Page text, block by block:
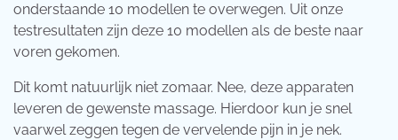
onderstaande 10 modellen te overwegen. Uit onze
testresultaten zijn deze 10 modellen als de beste naar
voren gekomen.
Dit komt natuurlijk niet zomaar. Nee, deze apparaten
leveren de gewenste massage. Hierdoor kun je snel
vaarwel zeggen tegen de vervelende pijn in je nek.